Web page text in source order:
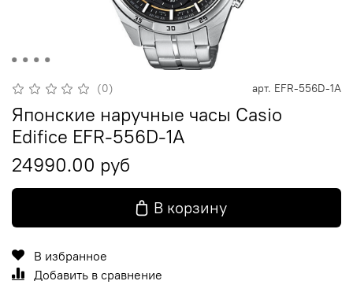
(0) арт. EFR-556D-1A
Японские наручные часы Casio
Edifice EFR-556D-1A
24990.00 руб
В корзину
В избранное
Добавить в сравнение